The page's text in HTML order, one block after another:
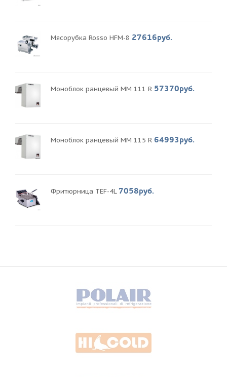
Мясорубка Rosso HFM-8 27616руб.
Моноблок ранцевый MM 111 R 57370руб.
Моноблок ранцевый MM 115 R 64993руб.
Фритюрница TEF-4L 7058руб.